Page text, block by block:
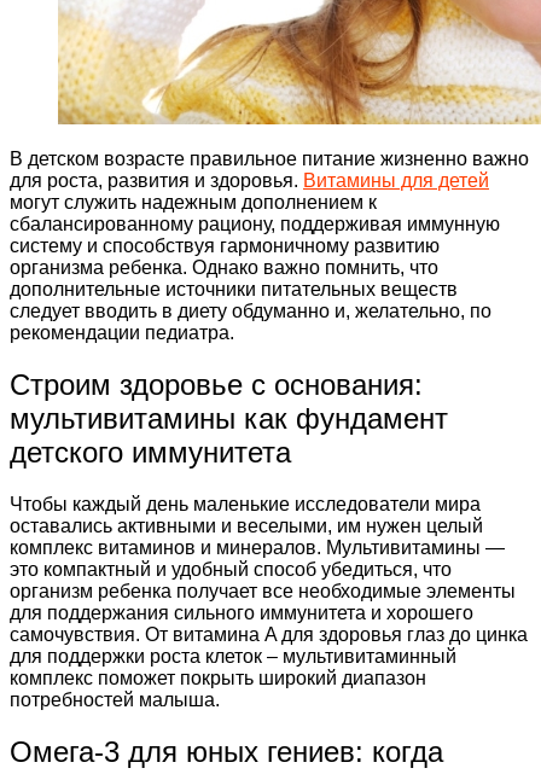
В детском возрасте правильное питание жизненно важно
для роста, развития и здоровья. Витамины для детей
могут служить надежным дополнением к
сбалансированному рациону, поддерживая иммунную
систему и способствуя гармоничному развитию
организма ребенка. Однако важно помнить, что
дополнительные источники питательных веществ
следует вводить в диету обдуманно и, желательно, по
рекомендации педиатра.
Строим здоровье с основания:
мультивитамины как фундамент
детского иммунитета
Чтобы каждый день маленькие исследователи мира
оставались активными и веселыми, им нужен целый
комплекс витаминов и минералов. Мультивитамины —
это компактный и удобный способ убедиться, что
организм ребенка получает все необходимые элементы
для поддержания сильного иммунитета и хорошего
самочувствия. От витамина A для здоровья глаз до цинка
для поддержки роста клеток – мультивитаминный
комплекс поможет покрыть широкий диапазон
потребностей малыша.
Омега-3 для юных гениев: когда